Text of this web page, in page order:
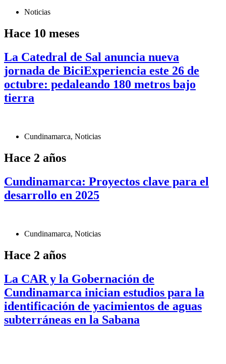
Noticias
Hace 10 meses
La Catedral de Sal anuncia nueva
jornada de BiciExperiencia este 26 de
octubre: pedaleando 180 metros bajo
tierra
Cundinamarca, Noticias
Hace 2 años
Cundinamarca: Proyectos clave para el
desarrollo en 2025
Cundinamarca, Noticias
Hace 2 años
La CAR y la Gobernación de
Cundinamarca inician estudios para la
identificación de yacimientos de aguas
subterráneas en la Sabana